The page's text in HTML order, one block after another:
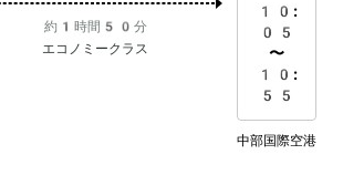
約1時間50分
エコノミークラス
10:
05
〜
10:
55
中部国際空港